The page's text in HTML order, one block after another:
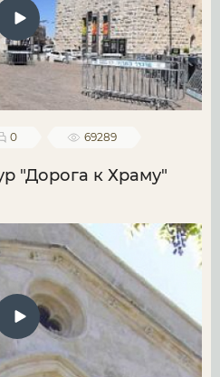
0 69289
"Дорога к Храму"